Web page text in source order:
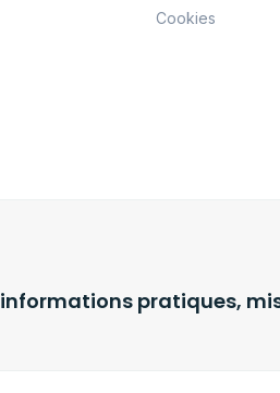
Cookies
pratiques,